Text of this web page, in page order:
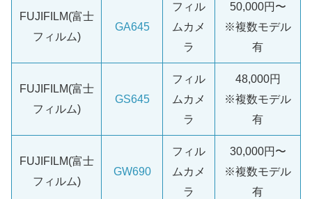
FUJIFILM(富士
フィルム)
GA645
フィル
ムカメ
ラ
50,000円〜
※複数モデル
有
FUJIFILM(富士
フィルム)
GS645
フィル
ムカメ
ラ
48,000円
※複数モデル
有
FUJIFILM(富士
フィルム)
GW690
フィル
ムカメ
ラ
30,000円〜
※複数モデル
有